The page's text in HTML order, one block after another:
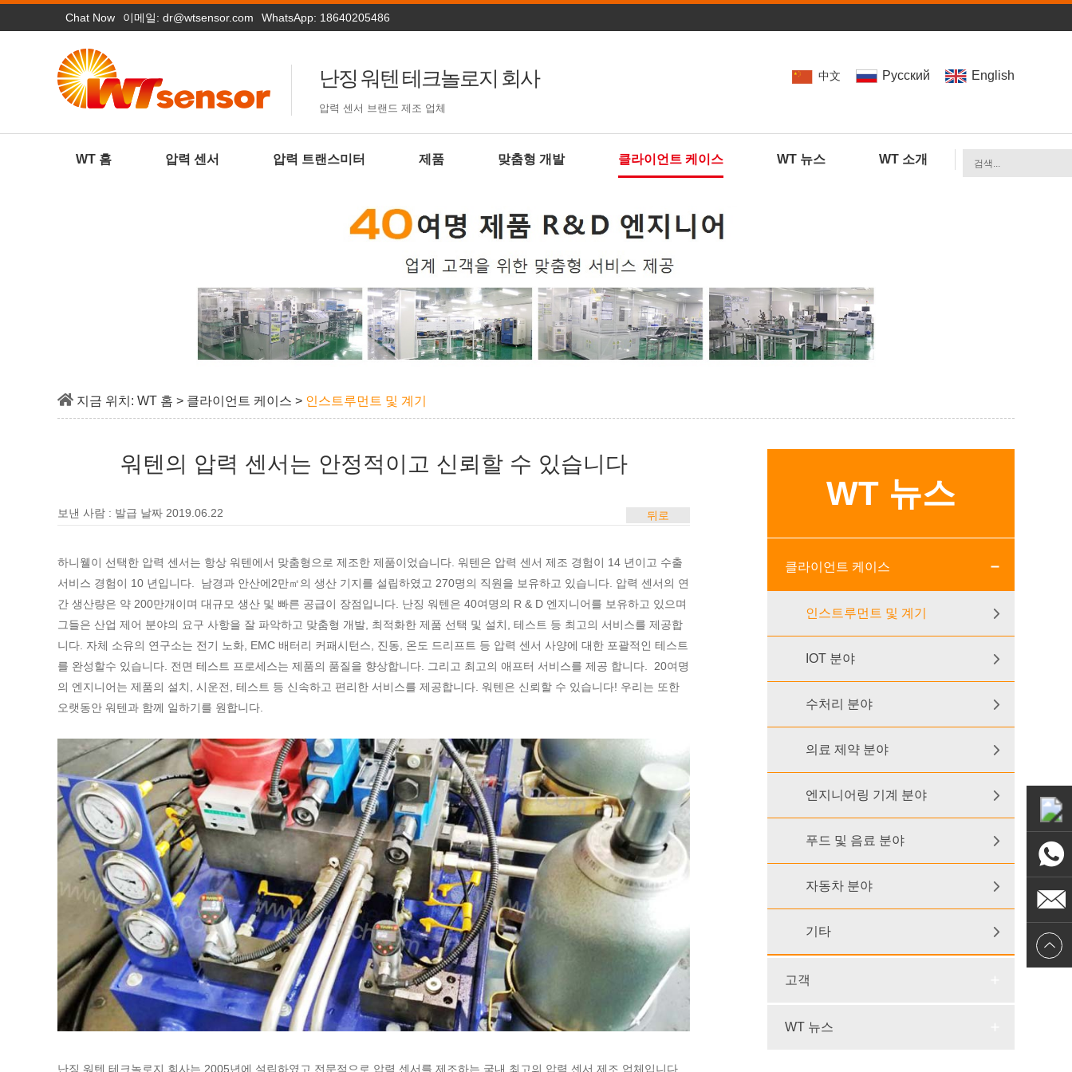
Chat Now 이메일: dr@wtsensor.com WhatsApp: 18640205486
中文 Pусский English
난징 워텐 테크놀로지 회사
압력 센서 브랜드 제조 업체
WT 홈 압력 센서 압력 트랜스미터 제품 맞춤형 개발 클라이언트 케이스 WT 뉴스 WT 소개
지금 위치: WT 홈 > 클라이언트 케이스 > 인스트루먼트 및 계기
워텐의 압력 센서는 안정적이고 신뢰할 수 있습니다
보낸 사람 : 발급 날짜 2019.06.22 뒤로
하니웰이 선택한 압력 센서는 항상 워텐에서 맞춤형으로 제조한 제품이었습니다. 워텐은 압력 센서 제조 경험이 14 년이고 수출
서비스 경험이 10 년입니다. 남경과 안산에2만㎡의 생산 기지를 설립하였고 270명의 직원을 보유하고 있습니다. 압력 센서의 연
간 생산량은 약 200만개이며 대규모 생산 및 빠른 공급이 장점입니다. 난징 워텐은 40여명의 R & D 엔지니어를 보유하고 있으며
그들은 산업 제어 분야의 요구 사항을 잘 파악하고 맞춤형 개발, 최적화한 제품 선택 및 설치, 테스트 등 최고의 서비스를 제공합
니다. 자체 소유의 연구소는 전기 노화, EMC 배터리 커패시턴스, 진동, 온도 드리프트 등 압력 센서 사양에 대한 포괄적인 테스트
를 완성할수 있습니다. 전면 테스트 프로세스는 제품의 품질을 향상합니다. 그리고 최고의 애프터 서비스를 제공 합니다. 20여명
의 엔지니어는 제품의 설치, 시운전, 테스트 등 신속하고 편리한 서비스를 제공합니다. 워텐은 신뢰할 수 있습니다! 우리는 또한
오랫동안 워텐과 함께 일하기를 원합니다.
난징 워텐 테크놀로지 회사는 2005년에 설립하였고 전문적으로 압력 센서를 제조하는 국내 최고의 압력 센서 제조 업체입니다.
WT 뉴스
클라이언트 케이스
인스트루먼트 및 계기
IOT 분야
수처리 분야
의료 제약 분야
엔지니어링 기계 분야
푸드 및 음료 분야
자동차 분야
기타
고객
WT 뉴스